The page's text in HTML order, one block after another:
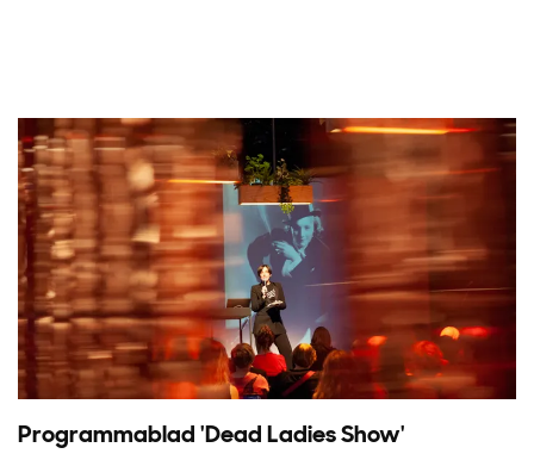
Programmablad 'Dead Ladies Show'